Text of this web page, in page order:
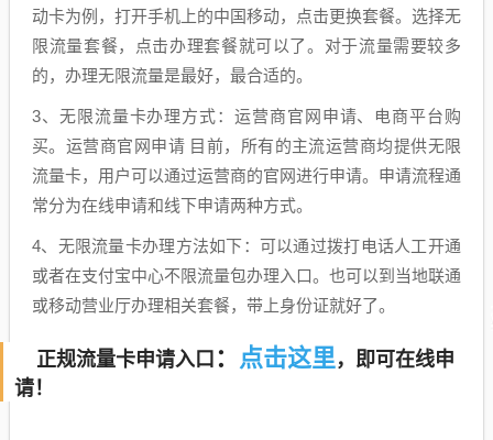
动卡为例，打开手机上的中国移动，点击更换套餐。选择无
限流量套餐，点击办理套餐就可以了。对于流量需要较多
的，办理无限流量是最好，最合适的。
3、无限流量卡办理方式：运营商官网申请、电商平台购
买。运营商官网申请 目前，所有的主流运营商均提供无限
流量卡，用户可以通过运营商的官网进行申请。申请流程通
常分为在线申请和线下申请两种方式。
4、无限流量卡办理方法如下：可以通过拨打电话人工开通
或者在支付宝中心不限流量包办理入口。也可以到当地联通
或移动营业厅办理相关套餐，带上身份证就好了。
正规流量卡申请入口 ： 点击这里 ，即可在线申
请！